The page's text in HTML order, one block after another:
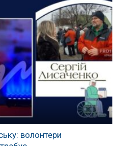
волонтери